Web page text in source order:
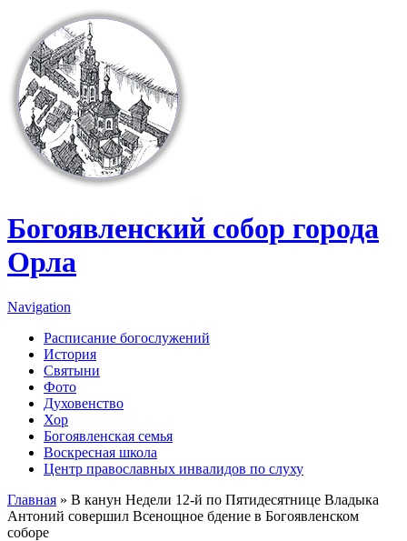
Перейти к основному содержанию
Богоявленский собор города
Орла
Navigation
Расписание богослужений
История
Святыни
Фото
Духовенство
Хор
Богоявленская семья
Воскресная школа
Центр православных инвалидов по слуху
Вы здесь
Главная » В канун Недели 12-й по Пятидесятнице Владыка
Антоний совершил Всенощное бдение в Богоявленском
соборе